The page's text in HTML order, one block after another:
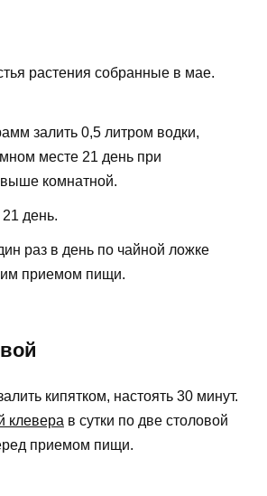
растения собранные в мае.
залить 0,5 литром водки,
месте 21 день при
комнатной.
день.
раз в день по чайной ложке
приемом пищи.
кипятком, настоять 30 минут.
клевера в сутки по две столовой
приемом пищи.